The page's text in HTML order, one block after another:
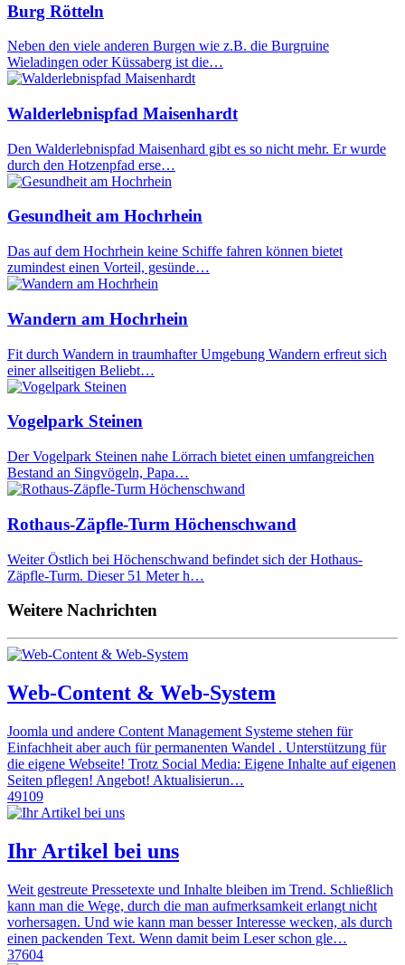
Burg Rötteln
Neben den viele anderen Burgen wie z.B. die Burgruine
Wieladingen oder Küssaberg ist die…
Walderlebnispfad Maisenhardt
Den Walderlebnispfad Maisenhard gibt es so nicht mehr. Er wurde
durch den Hotzenpfad erse…
Gesundheit am Hochrhein
Das auf dem Hochrhein keine Schiffe fahren können bietet
zumindest einen Vorteil, gesünde…
Wandern am Hochrhein
Fit durch Wandern in traumhafter Umgebung Wandern erfreut sich
einer allseitigen Beliebt…
Vogelpark Steinen
Der Vogelpark Steinen nahe Lörrach bietet einen umfangreichen
Bestand an Singvögeln, Papa…
Rothaus-Zäpfle-Turm Höchenschwand
Weiter Östlich bei Höchenschwand befindet sich der Hothaus-
Zäpfle-Turm. Dieser 51 Meter h…
Weitere Nachrichten
Web-Content & Web-System
Joomla und andere Content Management Systeme stehen für
Einfachheit aber auch für permanenten Wandel . Unterstützung für
die eigene Webseite! Trotz Social Media: Eigene Inhalte auf eigenen
Seiten pflegen! Angebot! Aktualisierun…
49109
Ihr Artikel bei uns
Weit gestreute Pressetexte und Inhalte bleiben im Trend. Schließlich
kann man die Wege, durch die man aufmerksamkeit erlangt nicht
vorhersagen. Und wie kann man besser Interesse wecken, als durch
einen packenden Text. Wenn damit beim Leser schon gle…
37604